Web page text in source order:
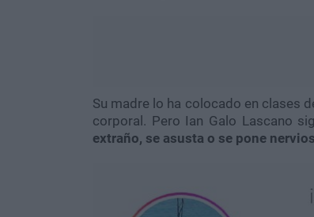
Su madre lo ha colocado en clases
corporal. Pero Ian Galo Lascano
extraño, se asusta o se pone